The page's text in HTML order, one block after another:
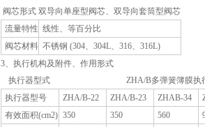
阀芯形式 双导向单座型阀芯、双导向套筒型阀芯
流量特性 线性、等百分比
阀芯材料 不锈钢 (304、304L、316、316L)
3、执行机构及附件、作用形式
执行器型式
ZHA/B多弹簧簿膜执
执行器型号
ZHA/B-22 ZHA/B-23 ZHAB-34
有效面积(cm2) 350 350 560